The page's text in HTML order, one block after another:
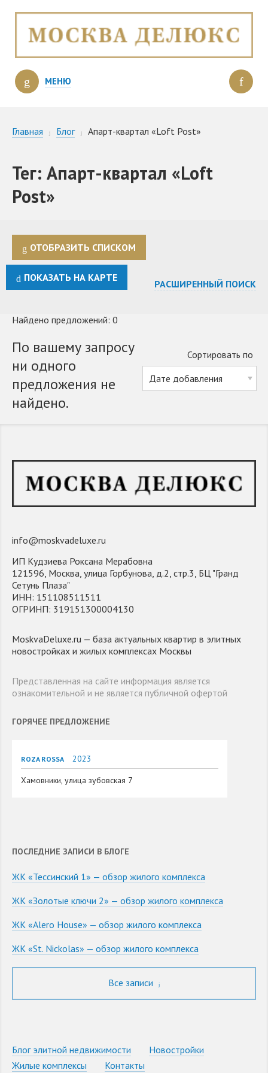
МЕНЮ
Главная Блог Апарт-квартал «Loft Post»
Тег: Апарт-квартал «Loft
Post»
ОТОБРАЗИТЬ СПИСКОМ
ПОКАЗАТЬ НА КАРТЕ
РАСШИРЕННЫЙ ПОИСК
Найдено предложений: 0
Сортировать по
По вашему запросу
ни одного
предложения не
найдено.
info@moskvadeluxe.ru
ИП Кудзиева Роксана Мерабовна
121596, Москва, улица Горбунова, д.2, стр.3, БЦ "Гранд
Сетунь Плаза"
ИНН: 151108511511
ОГРИНП: 319151300004130
MoskvaDeluxe.ru — база актуальных квартир в элитных
новостройках и жилых комплексах Москвы
Представленная на сайте информация является
ознакомительной и не является публичной офертой
ГОРЯЧЕЕ ПРЕДЛОЖЕНИЕ
ROZA ROSSA
2023
Хамовники, улица зубовская 7
ПОСЛЕДНИЕ ЗАПИСИ В БЛОГЕ
ЖК «Тессинский 1» — обзор жилого комплекса
ЖК «Золотые ключи 2» — обзор жилого комплекса
ЖК «Alero House» — обзор жилого комплекса
ЖК «St. Nickolas» — обзор жилого комплекса
Все записи
Блог элитной недвижимости
Новостройки
Жилые комплексы
Контакты